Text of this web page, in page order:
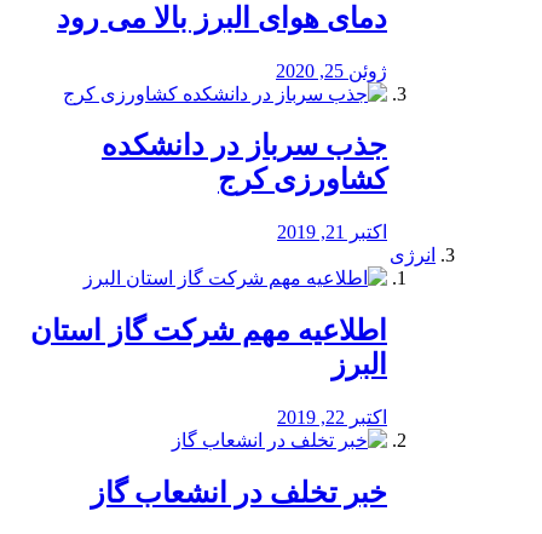
دمای هوای البرز بالا می رود
ژوئن 25, 2020
جذب سرباز در دانشکده
کشاورزی کرج
اکتبر 21, 2019
انرژی
️اطلاعیه مهم شرکت گاز استان
البرز
اکتبر 22, 2019
خبر تخلف در انشعاب گاز